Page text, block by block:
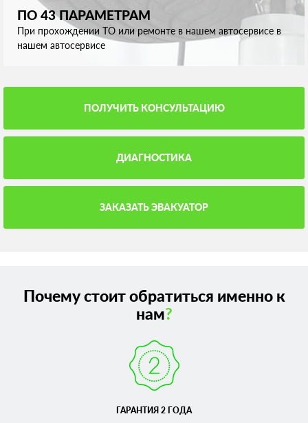
ПО 43 ПАРАМЕТРАМ
При прохождении ТО или ремонте в нашем автосервисе в
нашем автосервисе
ПОЛУЧИТЬ КОНСУЛЬТАЦИЮ
ДИАГНОСТИКА
ЗАКАЗАТЬ ЭВАКУАТОР
Почему стоит обратиться именно к
нам?
ГАРАНТИЯ 2 ГОДА